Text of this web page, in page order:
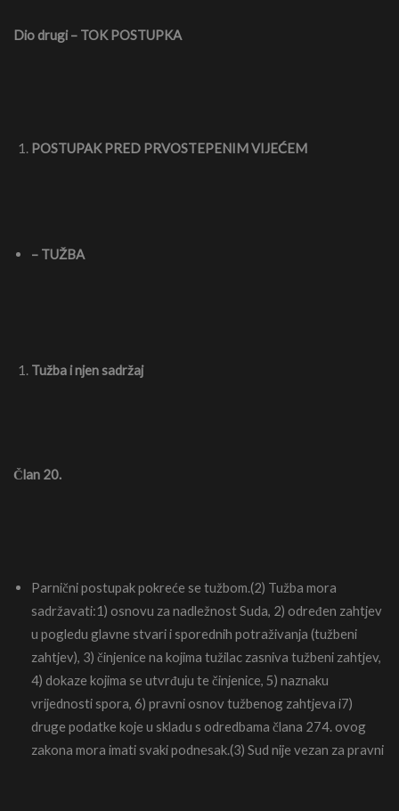
Dio drugi – TOK POSTUPKA
POSTUPAK PRED PRVOSTEPENIM VIJEĆEM
– TUŽBA
Tužba i njen sadržaj
Član 20.
Parnični postupak pokreće se tužbom.(2) Tužba mora
sadržavati:1) osnovu za nadležnost Suda, 2) određen zahtjev
u pogledu glavne stvari i sporednih potraživanja (tužbeni
zahtjev), 3) činjenice na kojima tužilac zasniva tužbeni zahtjev,
4) dokaze kojima se utvrđuju te činjenice, 5) naznaku
vrijednosti spora, 6) pravni osnov tužbenog zahtjeva i7)
druge podatke koje u skladu s odredbama člana 274. ovog
zakona mora imati svaki podnesak.(3) Sud nije vezan za pravni